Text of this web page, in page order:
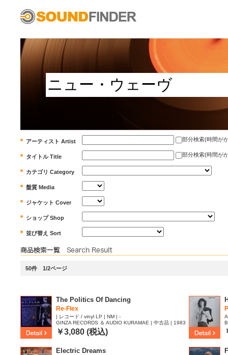
アーティスト Artist 部分検索(時間が
タイトル Title 部分検索(時間が
カテゴリ Category
盤質 Media
ジャケット Cover
ショップ Shop
並び替え Sort
50件 1/2ページ
The Politics Of Dancing
Re-Flex
| レコード / vinyl LP | NM | -
GINZA RECORDS ＆ AUDIO KURAMAE | 中古品 | 1983
| 商品ID:2656456
￥3,080 (税込)
Electric Dreams